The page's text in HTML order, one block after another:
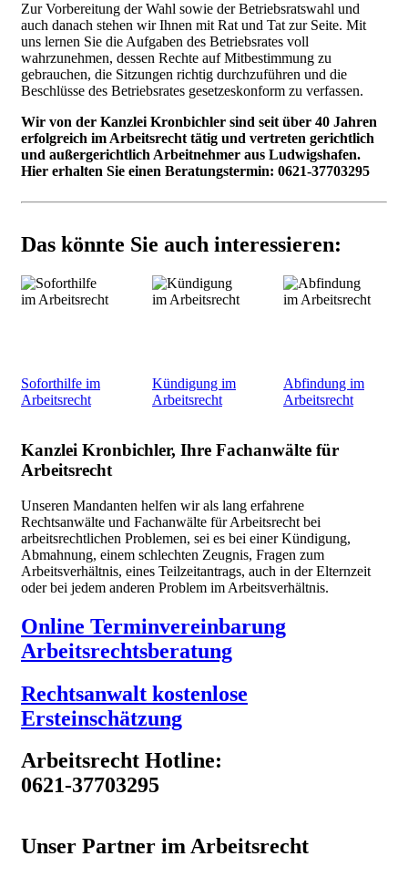
Zur Vorbereitung der Wahl sowie der Betriebsratswahl und
auch danach stehen wir Ihnen mit Rat und Tat zur Seite. Mit
uns lernen Sie die Aufgaben des Betriebsrates voll
wahrzunehmen, dessen Rechte auf Mitbestimmung zu
gebrauchen, die Sitzungen richtig durchzuführen und die
Beschlüsse des Betriebsrates gesetzeskonform zu verfassen.
Wir von der Kanzlei Kronbichler sind seit über 40 Jahren
erfolgreich im Arbeitsrecht tätig und vertreten gerichtlich
und außergerichtlich Arbeitnehmer aus Ludwigshafen.
Hier erhalten Sie einen Beratungstermin: 0621-37703295
Das könnte Sie auch interessieren:
Soforthilfe im
Arbeitsrecht
Kündigung im
Arbeitsrecht
Abfindung im
Arbeitsrecht
Kanzlei Kronbichler, Ihre Fachanwälte für
Arbeitsrecht
Unseren Mandanten helfen wir als lang erfahrene
Rechtsanwälte und Fachanwälte für Arbeitsrecht bei
arbeitsrechtlichen Problemen, sei es bei einer Kündigung,
Abmahnung, einem schlechten Zeugnis, Fragen zum
Arbeitsverhältnis, eines Teilzeitantrags, auch in der Elternzeit
oder bei jedem anderen Problem im Arbeitsverhältnis.
Online Terminvereinbarung
Arbeitsrechtsberatung
Rechtsanwalt kostenlose
Ersteinschätzung
Arbeitsrecht Hotline:
0621-37703295
Unser Partner im Arbeitsrecht